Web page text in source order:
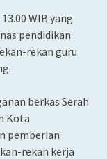
WIB yang
pendidikan
rekan guru
berkas Serah
Kota
pemberian
rekan kerja